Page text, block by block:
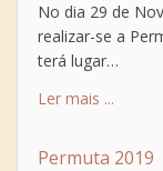
No dia 29 de
realizar-se a
terá lugar…
Ler mais ...
Permuta 2019